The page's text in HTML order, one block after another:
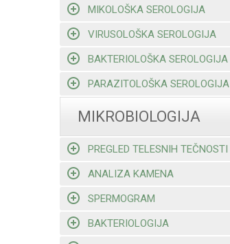
MIKOLOŠKA SEROLOGIJA
VIRUSOLOŠKA SEROLOGIJA
BAKTERIOLOŠKA SEROLOGIJA
PARAZITOLOŠKA SEROLOGIJA
MIKROBIOLOGIJA
PREGLED TELESNIH TEČNOSTI
ANALIZA KAMENA
SPERMOGRAM
BAKTERIOLOGIJA